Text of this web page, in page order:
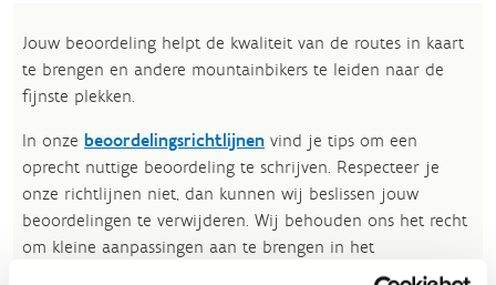
Jouw beoordeling helpt de kwaliteit van de routes in kaart
te brengen en andere mountainbikers te leiden naar de
fijnste plekken.
In onze beoordelingsrichtlijnen vind je tips om een
oprecht nuttige beoordeling te schrijven. Respecteer je
onze richtlijnen niet, dan kunnen wij beslissen jouw
beoordelingen te verwijderen. Wij behouden ons het recht
om kleine aanpassingen aan te brengen in het
tekstgedeelte van jouw evaluatie zonder de feitelijke